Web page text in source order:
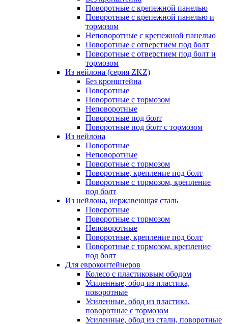
Поворотные с крепежной панелью
Поворотные с крепежной панелью и
тормозом
Неповоротные с крепежной панелью
Поворотные с отверстием под болт
Поворотные с отверстием под болт и
тормозом
Из нейлона (серия ZKZ)
Без кронштейна
Поворотные
Поворотные с тормозом
Неповоротные
Поворотные под болт
Поворотные под болт с тормозом
Из нейлона
Поворотные
Неповоротные
Поворотные с тормозом
Поворотные, крепление под болт
Поворотные с тормозом, крепление
под болт
Из нейлона, нержавеющая сталь
Поворотные
Поворотные с тормозом
Неповоротные
Поворотные, крепление под болт
Поворотные с тормозом, крепление
под болт
Для евроконтейнеров
Колесо с пластиковым ободом
Усиленные, обод из пластика,
поворотные
Усиленные, обод из пластика,
поворотные с тормозом
Усиленные, обод из стали, поворотные